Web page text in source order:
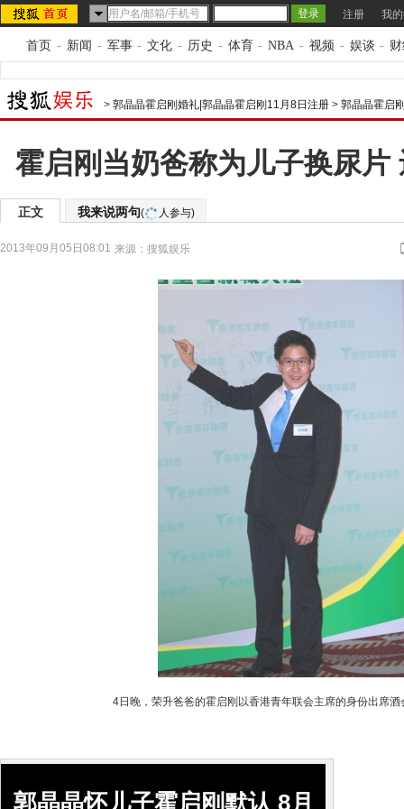
注册 我
首页 - 新闻 - 军事 - 文化 - 历史 - 体育 - NBA - 视频 - 娱谈 -
> 郭晶晶霍启刚婚礼|郭晶晶霍启刚11月8日注册 > 郭晶晶霍启
霍启刚当奶爸称为儿子换尿片
正文 我来说两句( 人参与)
2013年09月05日08:01 来源： 搜狐娱乐
4日晚，荣升爸爸的霍启刚以香港青年联会主席的身份出席酒
郭晶晶怀儿子霍启刚默认 8月